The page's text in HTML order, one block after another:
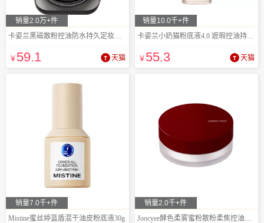
销量2.0万+件
卡姿兰黑磁散粉控油防水持久定妆正品蜜粉饼
¥59.1 天猫
销量10.0千+件
卡姿兰小奶猫粉底液4.0 遮瑕控油持久不脱妆
¥55.3 天猫
销量7.0千+件
Mistine蜜丝婷蓝盾混干油皮粉底液30g
销量2.0千+件
Joocyee酵色柔雾蜜粉散粉柔焦控油定妆